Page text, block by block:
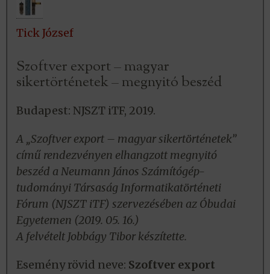
Tick József
Szoftver export – magyar
sikertörténetek – megnyitó beszéd
Budapest: NJSZT iTF, 2019.
A „Szoftver export – magyar sikertörténetek”
című rendezvényen elhangzott megnyitó
beszéd a Neumann János Számítógép-
tudományi Társaság Informatikatörténeti
Fórum (NJSZT iTF) szervezésében az Óbudai
Egyetemen (2019. 05. 16.)
A felvételt Jobbágy Tibor készítette.
Esemény rövid neve: Szoftver export